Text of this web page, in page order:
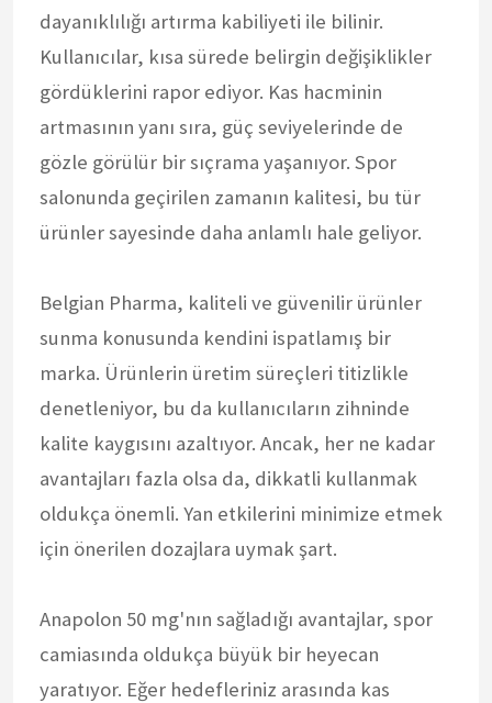
dayanıklılığı artırma kabiliyeti ile bilinir.
Kullanıcılar, kısa sürede belirgin değişiklikler
gördüklerini rapor ediyor. Kas hacminin
artmasının yanı sıra, güç seviyelerinde de
gözle görülür bir sıçrama yaşanıyor. Spor
salonunda geçirilen zamanın kalitesi, bu tür
ürünler sayesinde daha anlamlı hale geliyor.
Belgian Pharma, kaliteli ve güvenilir ürünler
sunma konusunda kendini ispatlamış bir
marka. Ürünlerin üretim süreçleri titizlikle
denetleniyor, bu da kullanıcıların zihninde
kalite kaygısını azaltıyor. Ancak, her ne kadar
avantajları fazla olsa da, dikkatli kullanmak
oldukça önemli. Yan etkilerini minimize etmek
için önerilen dozajlara uymak şart.
Anapolon 50 mg'nın sağladığı avantajlar, spor
camiasında oldukça büyük bir heyecan
yaratıyor. Eğer hedefleriniz arasında kas